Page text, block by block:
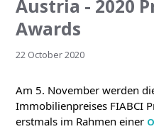
Austria - 2020
Awards
22 October 2020
Am 5. November werden
Immobilienpreises FIABCI
erstmals im Rahmen einer